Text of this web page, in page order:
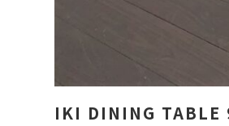
IKI DINING TABLE